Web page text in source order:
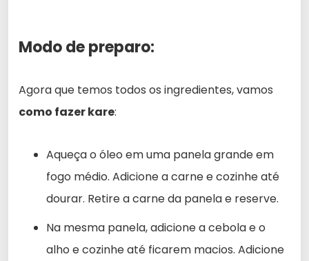
Modo de preparo:
Agora que temos todos os ingredientes, vamos
como fazer kare:
Aqueça o óleo em uma panela grande em
fogo médio. Adicione a carne e cozinhe até
dourar. Retire a carne da panela e reserve.
Na mesma panela, adicione a cebola e o
alho e cozinhe até ficarem macios. Adicione